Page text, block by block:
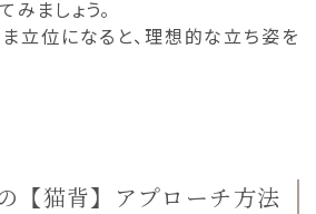
ましょう。
立位になると、理想的な立ち姿を
【猫背】アプローチ方法